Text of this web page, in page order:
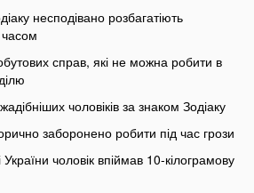
несподівано розбагатіють
справ, які не можна робити в
чоловіків за знаком Зодіаку
заборонено робити під час грози
чоловік впіймав 10-кілограмову